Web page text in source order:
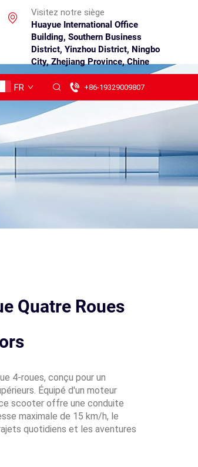
Visitez notre siège
Huayue International Office
Building, Southern Business
District, Yinzhou District, Ningbo
City, Zhejiang Province, Chine
FR +86-19329009807
Quatre Roues
4-roues, conçu pour un
Équipé d'un moteur
scooter offre une conduite
maximale de 15 km/h, le
quotidiens et les aventures